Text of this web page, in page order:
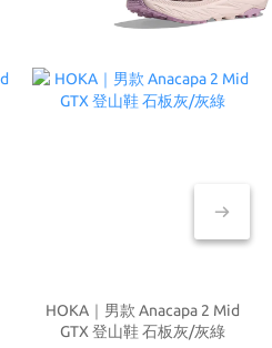
HOKA｜男款 Anacapa 2 Mid
GTX 登山鞋 石板灰/灰綠